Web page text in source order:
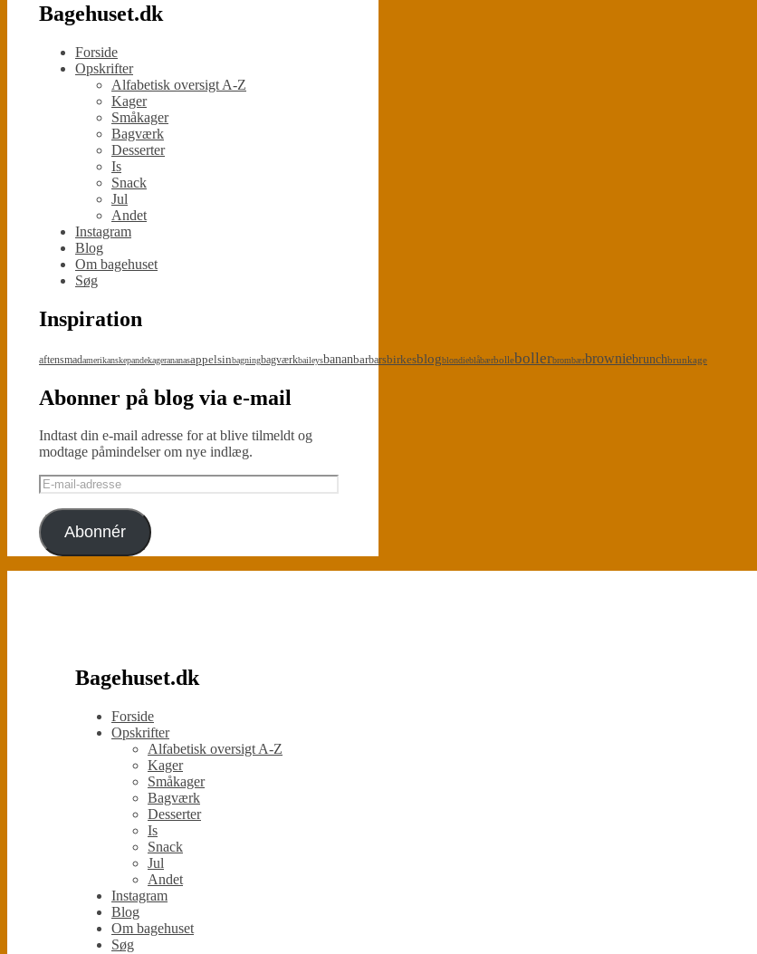
Bagehuset.dk
Forside
Opskrifter
Alfabetisk oversigt A-Z
Kager
Småkager
Bagværk
Desserter
Is
Snack
Jul
Andet
Instagram
Blog
Om bagehuset
Søg
Inspiration
aftensmadamerikanskepandekagerananasappelsinbagningbagværkbaileysbananbarbarsbirkesblogblondieblåbærbollebollerbrombærbrowniebrunchbrunkage
Abonner på blog via e-mail
Indtast din e-mail adresse for at blive tilmeldt og
modtage påmindelser om nye indlæg.
E-
mail-
adresse
Abonnér
Bagehuset.dk
Forside
Opskrifter
Alfabetisk oversigt A-Z
Kager
Småkager
Bagværk
Desserter
Is
Snack
Jul
Andet
Instagram
Blog
Om bagehuset
Søg